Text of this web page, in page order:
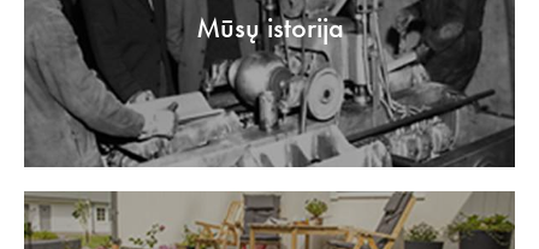
Mūsų istorija